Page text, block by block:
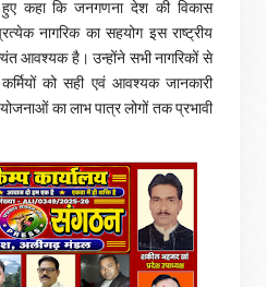
कहा कि जनगणना देश की विकास
नागरिक का सहयोग इस राष्ट्रीय
आवश्यक है। उन्होंने सभी नागरिकों से
को सही एवं आवश्यक जानकारी
का लाभ पात्र लोगों तक प्रभावी